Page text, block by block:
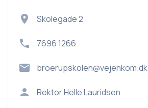
Skolegade 2
7696 1266
broerupskolen@vejenkom.dk
RektorHelle Lauridsen